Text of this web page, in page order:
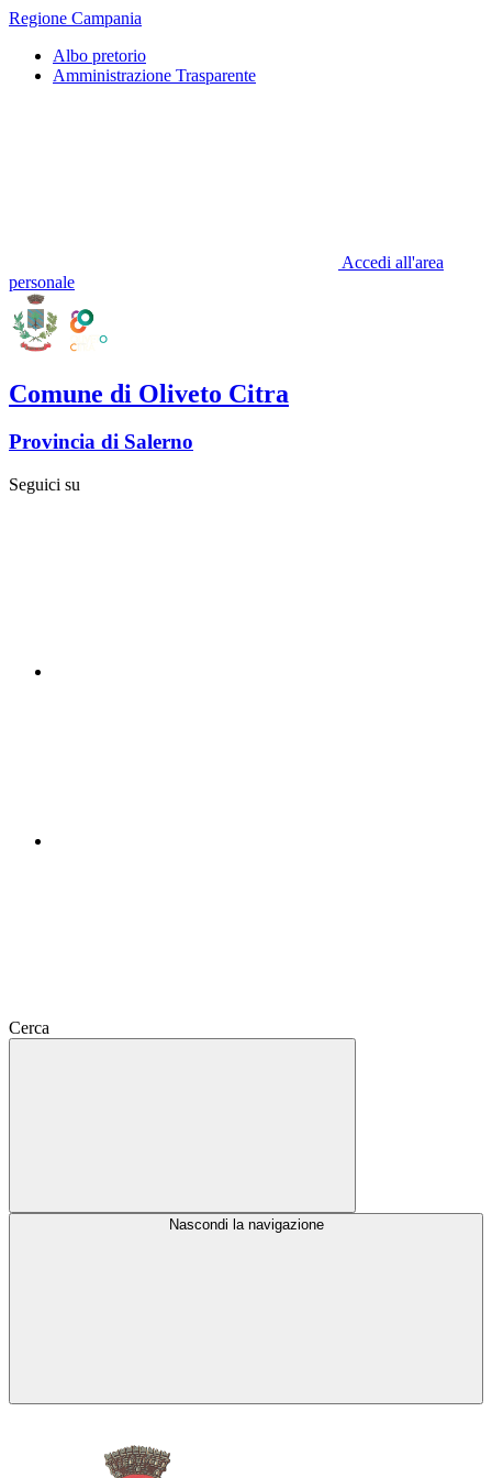
Regione Campania
Albo pretorio
Amministrazione Trasparente
Accedi all'area
personale
Comune di Oliveto Citra
Provincia di Salerno
Seguici su
Cerca
Nascondi la navigazione